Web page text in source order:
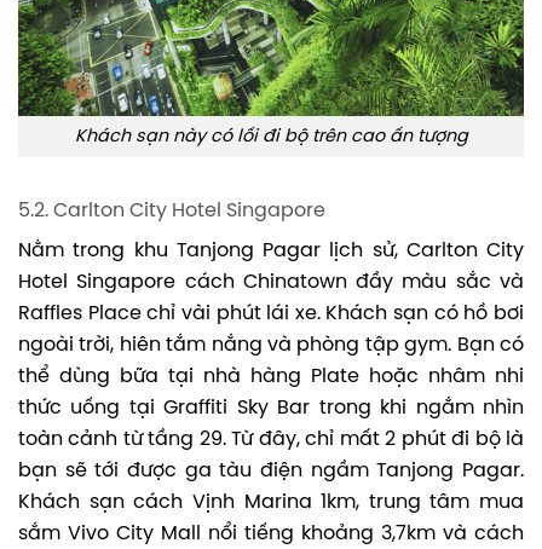
Khách sạn này có lối đi bộ trên cao ấn tượng
5.2. Carlton City Hotel Singapore
Nằm trong khu Tanjong Pagar lịch sử, Carlton City
Hotel Singapore cách Chinatown đầy màu sắc và
Raffles Place chỉ vài phút lái xe. Khách sạn có hồ bơi
ngoài trời, hiên tắm nắng và phòng tập gym. Bạn có
thể dùng bữa tại nhà hàng Plate hoặc nhâm nhi
thức uống tại Graffiti Sky Bar trong khi ngắm nhìn
toàn cảnh từ tầng 29. Từ đây, chỉ mất 2 phút đi bộ là
bạn sẽ tới được ga tàu điện ngầm Tanjong Pagar.
Khách sạn cách Vịnh Marina 1km, trung tâm mua
sắm Vivo City Mall nổi tiếng khoảng 3,7km và cách